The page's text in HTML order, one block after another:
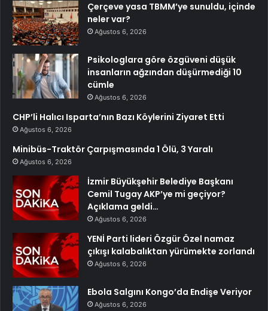
Çerçeve yasa TBMM’ye sunuldu, içinde
neler var?
Ağustos 6, 2026
Psikologlara göre özgüveni düşük
insanların ağzından düşürmediği 10
cümle
Ağustos 6, 2026
CHP’li Halıcı Isparta’nın Bazı Köylerini Ziyaret Etti
Ağustos 6, 2026
Minibüs-Traktör Çarpışmasında 1 Ölü, 3 Yaralı
Ağustos 6, 2026
İzmir Büyükşehir Belediye Başkanı
Cemil Tugay AKP’ye mi geçiyor?
Açıklama geldi…
Ağustos 6, 2026
YENİ Parti lideri Özgür Özel namaz
çıkışı kalabalıktan yürümekte zorlandı
Ağustos 6, 2026
Ebola Salgını Kongo’da Endişe Veriyor
Ağustos 6, 2026